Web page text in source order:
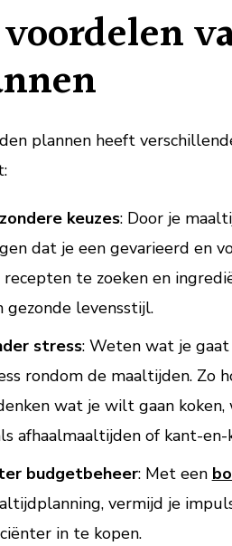
voordelen
plannen heeft
keuzes: Door je
dat je een gevarieerd en
recepten te zoeken en
gezonde levensstijl.
stress: Weten wat je
rondom de maaltijden. Zo
wat je wilt gaan
afhaalmaaltijden of kant-
budgetbeheer: Met een
vermijd je
in te kopen.